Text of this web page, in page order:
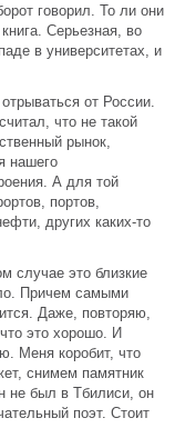
говорил. То ли они
Серьезная, во
в университетах, и
от России.
что не такой
рынок,
нашего
А для той
портов,
других каких-то
случае это близкие
Причем самыми
Даже, повторяю,
это хорошо. И
Меня коробит, что
снимем памятник
не был в Тбилиси, он
поэт. Стоит